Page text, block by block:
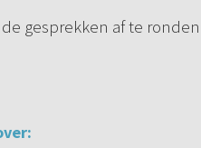
gesprekken af te